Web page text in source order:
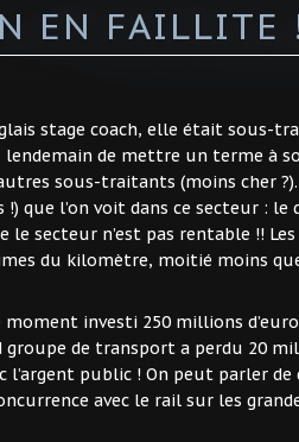
EN FAILLITE
stage coach, elle était sous-
lendemain de mettre un terme à
sous-traitants (moins cher ?).
que l’on voit dans ce secteur : le
secteur n’est pas rentable !!
du kilomètre, moitié moins
moment investi 250 millions
groupe de transport a perdu 20
l’argent public ! On peut parler de
avec le rail sur les